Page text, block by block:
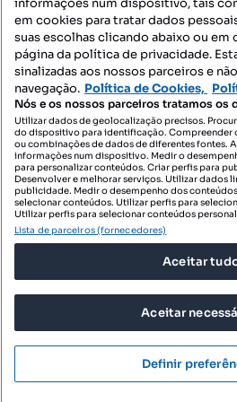
Mapa do Site
Contacte-nos
SIGA-NOS:
DESCARREGAR
© 2026 Imovirtual.com, OLX
TERMOS DE
POLÍTICA DE
CONFIGURAÇÕES DE
informações num dispositivo, tais
em cookies para tratar dados
suas escolhas clicando abaixo ou em
página da política de privacidade.
sinalizadas aos nossos parceiros e
navegação. Política de Cookies,
Nós e os nossos parceiros tratamos os
Utilizar dados de geolocalização precisos.
do dispositivo para identificação. Compreender
ou combinações de dados de diferentes fontes.
informações num dispositivo. Medir o
para personalizar conteúdos. Criar perfis para
Desenvolver e melhorar serviços. Utilizar dados
publicidade. Medir o desempenho dos
selecionar conteúdos. Utilizar perfis para
Utilizar perfis para selecionar conteúdos
Lista de parceiros (fornecedores)
Aceitar
Aceitar
Definir